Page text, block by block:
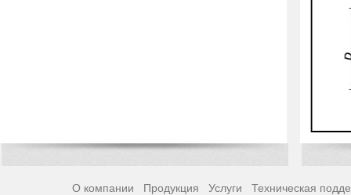
О компании Продукция Услуги Техническая